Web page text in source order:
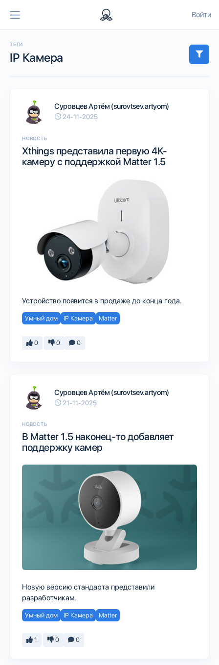
Войти
ТЕГИ
IP Камера
Суровцев Артём (surovtsev.artyom)
24-11-2025
НОВОСТЬ
Xthings представила первую 4K-
камеру с поддержкой Matter 1.5
Устройство появится в продаже до конца года.
Умный дом IP Камера Matter
0 0 0
Суровцев Артём (surovtsev.artyom)
21-11-2025
НОВОСТЬ
В Matter 1.5 наконец-то добавляет
поддержку камер
Новую версию стандарта представили
разработчикам.
Умный дом IP Камера Matter
1 0 0